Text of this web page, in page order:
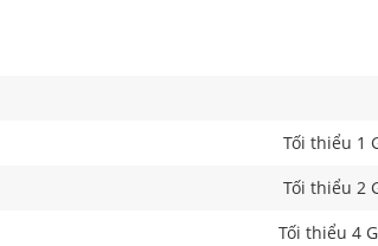
Tối thiểu 1
Tối thiểu 2
Tối thiểu 4